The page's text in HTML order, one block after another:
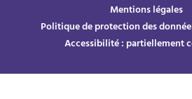
Mentions légales
Politique de protection des
Accessibilité : partiellement